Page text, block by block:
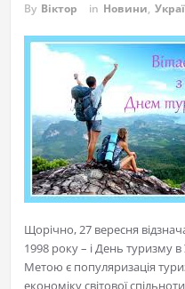
By Віктор in Новини,
Щорічно, 27 вересня
1998 року – і День туризму в
Метою є популяризація
економіку світової